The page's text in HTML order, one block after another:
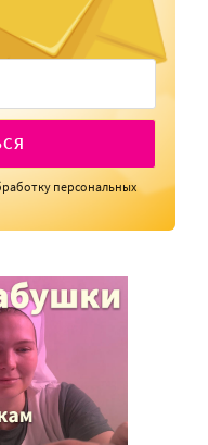
персональных